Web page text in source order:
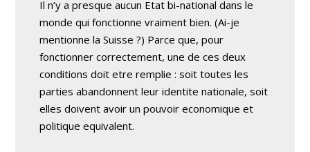
Il n’y a presque aucun Etat bi-national dans le
monde qui fonctionne vraiment bien. (Ai-je
mentionne la Suisse ?) Parce que, pour
fonctionner correctement, une de ces deux
conditions doit etre remplie : soit toutes les
parties abandonnent leur identite nationale, soit
elles doivent avoir un pouvoir economique et
politique equivalent.